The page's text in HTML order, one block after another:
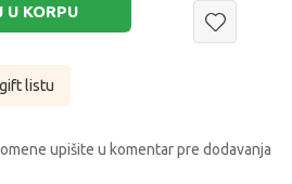
U KORPU
listu
upišite u komentar pre dodavanja